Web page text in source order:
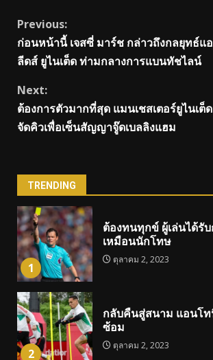
Continue
Reading
Previous:
ก่อนหน้านี้ เจสซี่ มาร์ช กล่าวถึงกลยุทธ์แ
ลีดส์ ยูไนเต็ด ท่ามกลางการแบนทัชไลน์
Next:
ต้องการตัวมากที่สุด แมนเชสเตอร์ยูไนเต็
จัดคิวเพื่อเซ็นสัญญาจู๊ดเบลลิงแฮม
TRENDING
1
ต้องทนทุกข์ ผู้เล่นได้รั
เหมือนนักโทษ
ตุลาคม 2, 2023
2
กลับคืนสู่สนาม แอนโ
ซ้อม
ตุลาคม 2, 2023